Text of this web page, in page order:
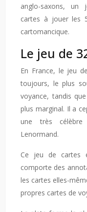
anglo-saxons, un
cartes à jouer les
cartomancique.
Le jeu de
En France, le jeu
toujours, le plus
voyance, tandis
plus marginal. Il a
une très
Lenormand.
Ce jeu de cartes
comporte des
les cartes elles-
propres cartes de